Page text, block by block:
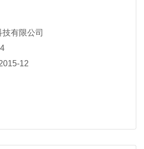
有限公司
12